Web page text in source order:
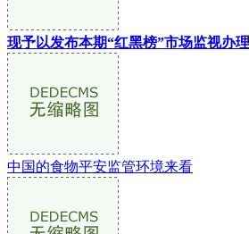
现予以发布本期“红黑榜”市场监视办理
中国的食物平安监管环境来看